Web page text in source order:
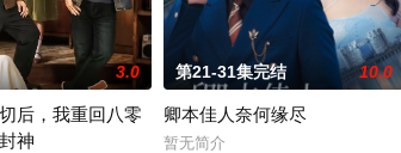
3.0
后，我重回八零
神
第21-31集完结 10.0
卿本佳人奈何缘尽
暂无简介